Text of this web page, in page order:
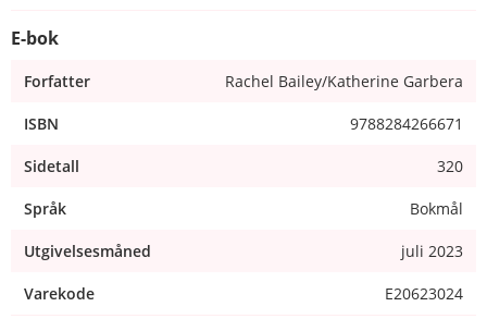
E-bok
Forfatter Rachel Bailey/Katherine Garbera
ISBN 9788284266671
Sidetall 320
Språk Bokmål
Utgivelsesmåned juli 2023
Varekode E20623024